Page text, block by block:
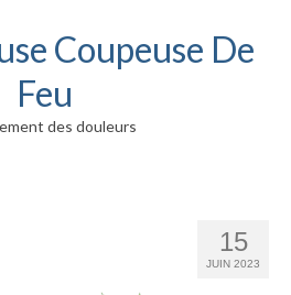
Coupeuse De
Feu
des douleurs
15
JUIN 2023